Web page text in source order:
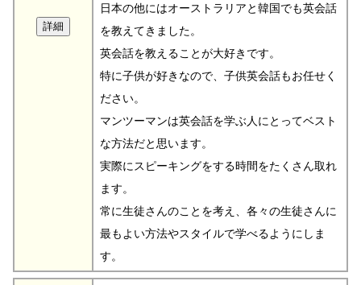
日本の他にはオーストラリアと韓国でも英会話
を教えてきました。
英会話を教えることが大好きです。
特に子供が好きなので、子供英会話もお任せく
ださい。
マンツーマンは英会話を学ぶ人にとってベスト
な方法だと思います。
実際にスピーキングをする時間をたくさん取れ
ます。
常に生徒さんのことを考え、各々の生徒さんに
最もよい方法やスタイルで学べるようにしま
す。